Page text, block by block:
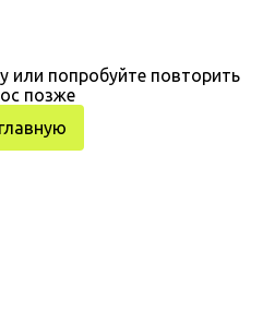
или попробуйте повторить
позже